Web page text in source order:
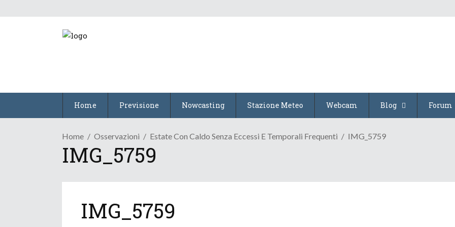
Home Previsione Nowcasting Stazione Meteo Webcam Blog Forum
Home Osservazioni Estate Con Caldo Senza Eccessi E Temporali Frequenti IMG_5759
IMG_5759
IMG_5759